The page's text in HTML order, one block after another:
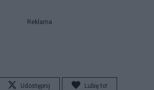
Reklama
Udostępnij Lubię to!